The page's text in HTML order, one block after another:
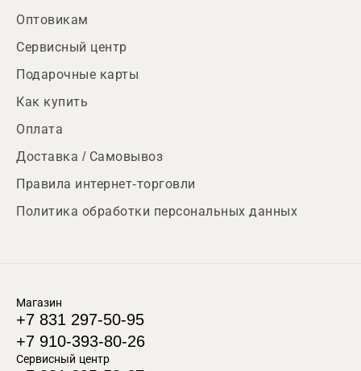
Оптовикам
Сервисный центр
Подарочные карты
Как купить
Оплата
Доставка / Самовывоз
Правила интернет-торговли
Политика обработки персональных данных
Магазин
+7 831 297-50-95
+7 910-393-80-26
Сервисный центр